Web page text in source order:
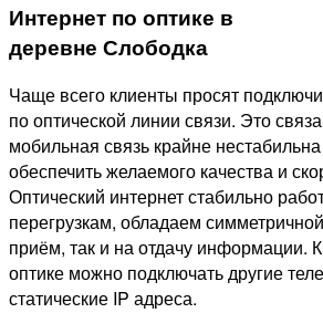
Интернет по оптике в
деревне Слободка
Чаще всего клиенты просят
по оптической линии связи. Это
мобильная связь крайне
обеспечить желаемого качества и
Оптический интернет стабильно
перегрузкам, обладаем
приём, так и на отдачу информации.
оптике можно подключать другие
статические IP адреса.